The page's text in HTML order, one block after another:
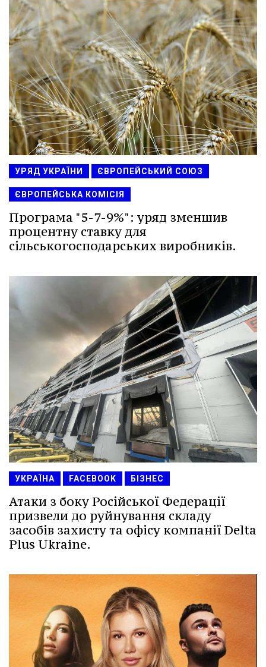
УРЯД УКРАЇНИ ЄВРОПЕЙСЬКИЙ СОЮЗ
ЄВРОПЕЙСЬКА КОМІСІЯ
Програма "5-7-9%": уряд зменшив
процентну ставку для
сільськогосподарських виробників.
УКРАЇНА FACEBOOK БІЗНЕС
Атаки з боку Російської Федерації
призвели до руйнування складу
засобів захисту та офісу компанії Delta
Plus Ukraine.